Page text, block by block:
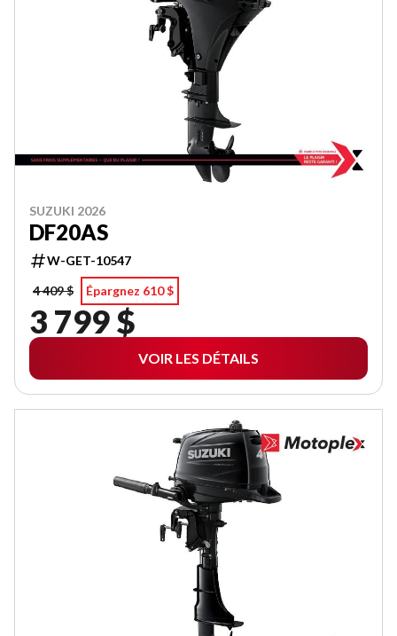
SUZUKI 2026
DF20AS
W-GET-10547
4 409 $
Épargnez 610 $
3 799 $
VOIR LES DÉTAILS